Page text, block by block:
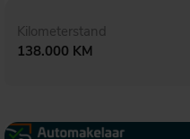
Kilometerstand
138.000 KM